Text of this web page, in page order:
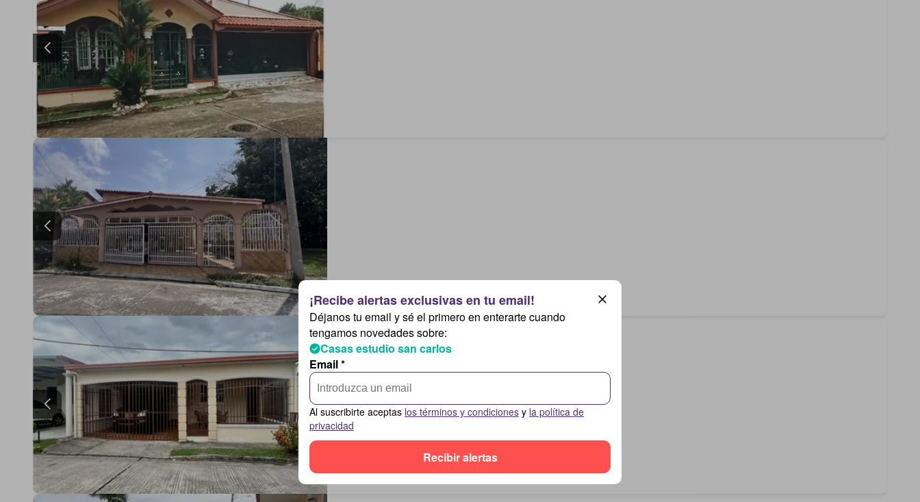
Déjanos tu email y sé el primero en enterarte cuando
tengamos novedades sobre:
Casas estudio san carlos
Email *
Al suscribirte aceptas los términos y condiciones y la política de
privacidad
Recibir alertas